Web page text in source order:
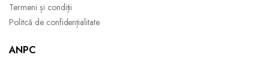
Termeni și condiții
Politcă de confidențialitate
ANPC